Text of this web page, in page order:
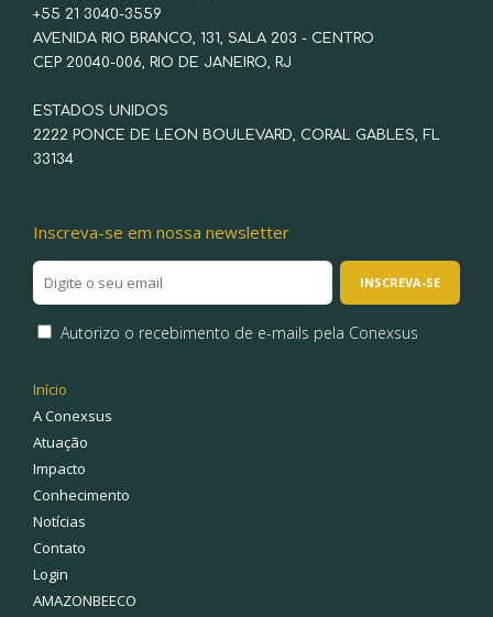
+55 21 3040-3559
AVENIDA RIO BRANCO, 131, SALA 203 - CENTRO
CEP 20040-006, RIO DE JANEIRO, RJ
ESTADOS UNIDOS
2222 PONCE DE LEON BOULEVARD, CORAL GABLES, FL
33134
Inscreva-se em nossa newsletter
Autorizo o recebimento de e-mails pela Conexsus
Início
A Conexsus
Atuação
Impacto
Conhecimento
Notícias
Contato
Login
AMAZONBEECO